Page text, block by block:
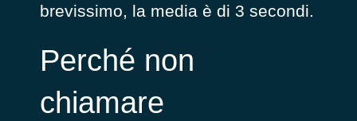
brevissimo, la media è di 3 secondi.
Perché non
chiamare